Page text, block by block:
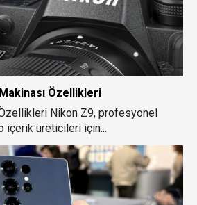
Özellikleri
Nikon Z9, profesyonel
içerik üreticileri için...